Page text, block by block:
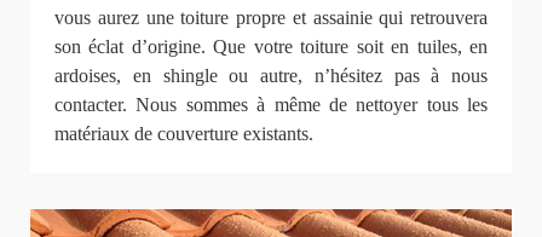
vous aurez une toiture propre et assainie qui retrouvera
son éclat d’origine. Que votre toiture soit en tuiles, en
ardoises, en shingle ou autre, n’hésitez pas à nous
contacter. Nous sommes à même de nettoyer tous les
matériaux de couverture existants.